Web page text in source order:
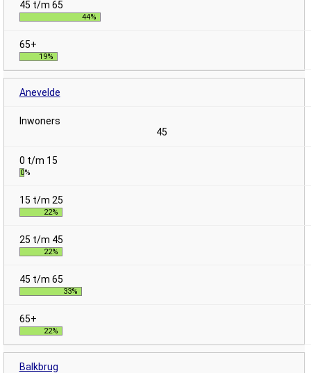
44%
19%
Anevelde
45
0%
22%
22%
33%
22%
Balkbrug